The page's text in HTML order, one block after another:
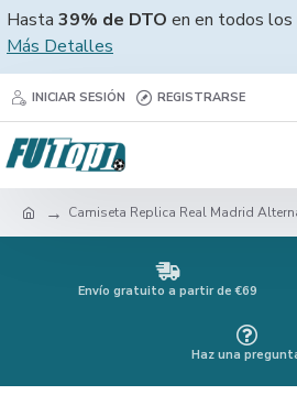
Hasta 39% de DTO en en todos
Más Detalles
INICIAR SESIÓN REGISTRARSE
Camiseta Replica Real Madrid
Envío gratuito a partir de €69
Haz una